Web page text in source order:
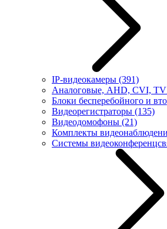
IP-видеокамеры (391)
Аналоговые, AHD, CVI,
Блоки бесперебойного и
Видеорегистраторы (135)
Видеодомофоны (21)
Комплекты
Системы